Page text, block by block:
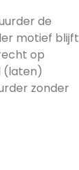
de
motief blijft
op
(laten)
zonder